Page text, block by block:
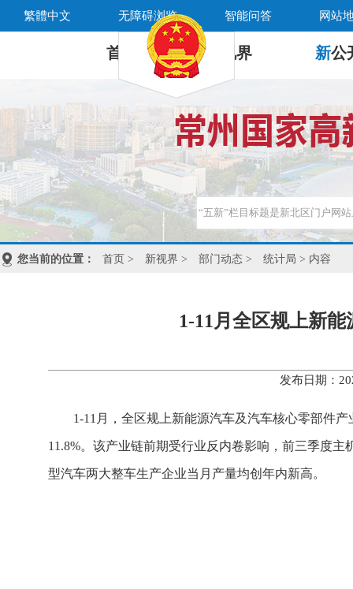
繁體中文 无障碍浏览 智能问答 网站
首 页 新 视界 新公
您当前的位置： 首页 > 新视界 > 部门动态 > 统计局 > 内容
1-11月全区规上新
发布日期：
1-11月，全区规上新能源汽车及汽车核心零部件
11.8%。该产业链前期受行业反内卷影响，前三季度
型汽车两大整车生产企业当月产量均创年内新高。